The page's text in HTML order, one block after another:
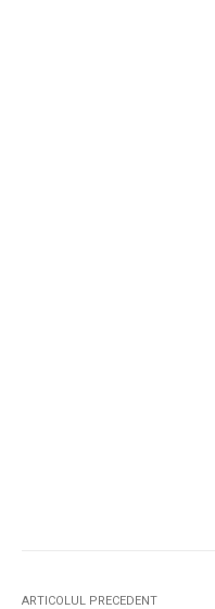
ARTICOLUL PRECEDENT